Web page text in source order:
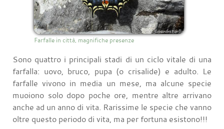
Farfalle in città, magnifiche presenze
Sono quattro i principali stadi di un ciclo vitale di una
farfalla: uovo, bruco, pupa (o crisalide) e adulto. Le
farfalle vivono in media un mese, ma alcune specie
muoiono solo dopo poche ore, mentre altre arrivano
anche ad un anno di vita. Rarissime le specie che vanno
oltre questo periodo di vita, ma per fortuna esistono!!!